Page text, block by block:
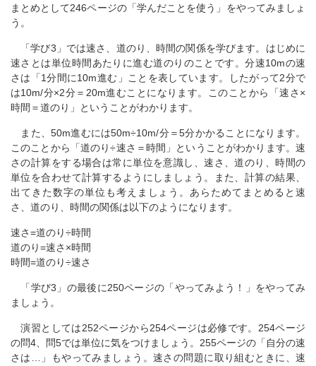
まとめとして246ページの「学んだことを使う」をやってみましょ
う。
「学び3」では速さ、道のり、時間の関係を学びます。はじめに
速さとは単位時間あたりに進む道のりのことです。分速10mの速
さは「1分間に10m進む」ことを表しています。したがって2分で
は10m/分×2分＝20m進むことになります。このことから「速さ×
時間＝道のり」ということがわかります。
また、50m進むには50m÷10m/分＝5分かかることになります。
このことから「道のり÷速さ＝時間」ということがわかります。速
さの計算をする場合は常に単位を意識し、速さ、道のり、時間の
単位を合わせて計算するようにしましょう。また、計算の結果、
出てきた数字の単位も考えましょう。あらためてまとめると速
さ、道のり、時間の関係は以下のようになります。
速さ=道のり÷時間
道のり=速さ×時間
時間=道のり÷速さ
「学び3」の最後に250ページの「やってみよう！」をやってみ
ましょう。
演習としては252ページから254ページは必修です。254ページ
の問4、問5では単位に気をつけましょう。255ページの「自分の速
さは…」もやってみましょう。速さの問題に取り組むときに、速